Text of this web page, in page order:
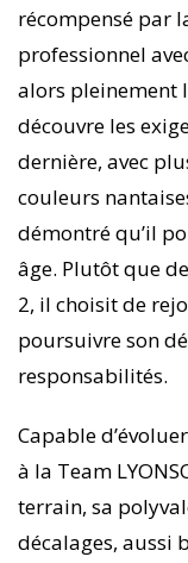
récompensé par
professionnel
alors pleinement
découvre les
dernière, avec
couleurs
démontré qu’il
âge. Plutôt que
2, il choisit de
poursuivre son
responsabilités.
Capable
à la Team
terrain, sa
décalages, aussi